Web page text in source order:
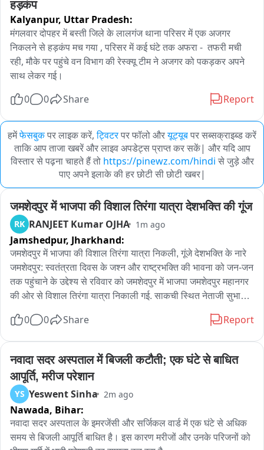
हड़कंप
Kalyanpur, Uttar Pradesh:
मंगलवार दोपहर में बस्ती जिले के लालगंज थाना परिसर में एक अजगर
निकलने से हड़कंप मच गया , परिसर में कई घंटे तक अफरा -  तफरी मची
रही, मौके पर पहुंचे वन विभाग की रेस्क्यू टीम ने अजगर को पकड़कर अपने
साथ लेकर गई।
0
0 Share Report
हमेंफेसबुकपर लाइक करें, ट्विटरपर फॉलो औरयूट्यूबपर सब्सक्राइब्ड करें
ताकि आप ताजा खबरें और लाइव अपडेट्स प्राप्त कर सकें| और यदि आप
विस्तार से पढ़ना चाहते हैं तो https://pinewz.com/hindi से जुड़े और
पाए अपने इलाके की हर छोटी सी छोटी खबर|
जमशेदपुर में भाजपा की विशाल तिरंगा यात्रा देशभक्ति की गूंज
RK RANJEET Kumar OJHA 1m ago
Jamshedpur, Jharkhand:
जमशेदपुर में भाजपा की विशाल तिरंगा यात्रा निकली, गूंजे देशभक्ति के नारे
जमशेदपुर: स्वतंत्रता दिवस के जश्न और राष्ट्रभक्ति की भावना को जन-जन
तक पहुंचाने के उद्देश्य से रविवार को जमशेदपुर में भाजपा जमशेदपुर महानगर
की ओर से विशाल तिरंगा यात्रा निकाली गई. साकची स्थित नेताजी सुभाष
समर्थकों और शहरवासियों ने हिस्सा लिया. हाथों में तिरंगा लेकर लोग
कार्यालय गोलचक्कर तक निकली यात्रा के दौरान पूरा मार्ग तिरंगों से पट
गया. देशभक्ति गीतों और नारों से माहौल उत्साहपूर्ण बना रहा. कार्यक्रम में पूर्व
मुख्यमंत्री रघुवर दास, जमशेदपुर सांसद विद्युत वरण महतो, भाजपा के पूर्व
प्रदेश अध्यक्ष डॉ. दिनेशानंद गोस्वामी और जमशेदपुर पूर्वी की विधायक पूर्णिमा
साहू समेत कई प्रमुख नेता शामिल हुए. सांसद विद्युत वरण महतो ने कहा कि
प्रधानमंत्री नरेंद्र मोदी के आह्वान पर देशभर में राष्ट्रभक्ति से जुड़े कार्यक्रम
आयोजित किए जा रहे हैं. इसी क्रम में जमशेदपुर में तिरंगा यात्रा निकाली गई.
0 0 Share Report
नवादा सदर अस्पताल में बिजली कटौती; एक घंटे से बाधित
आपूर्ति, मरीज परेशान
YS Yeswent Sinha 2m ago
Nawada, Bihar:
नवादा सदर अस्पताल के इमरजेंसी और सर्जिकल वार्ड में एक घंटे से अधिक
समय से बिजली आपूर्ति बाधित है। इस कारण मरीजों और उनके परिजनों को